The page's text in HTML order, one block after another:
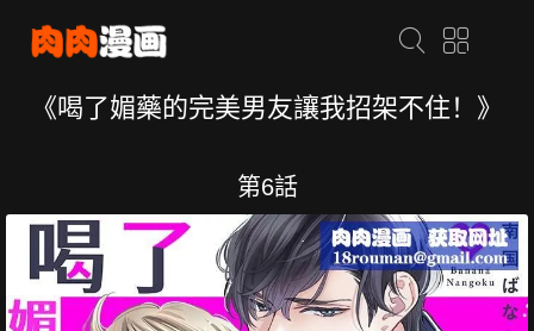
《喝了媚藥的完美男友讓我招架不住！》
第6話